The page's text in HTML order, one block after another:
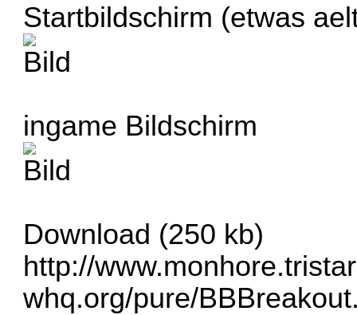
Startbildschirm (etwas
ingame Bildschirm
Download (250 kb)
http://
whq.org/pure/